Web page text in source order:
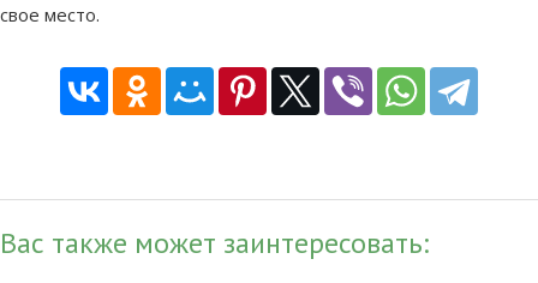
свое место.
Вас также может заинтересовать: